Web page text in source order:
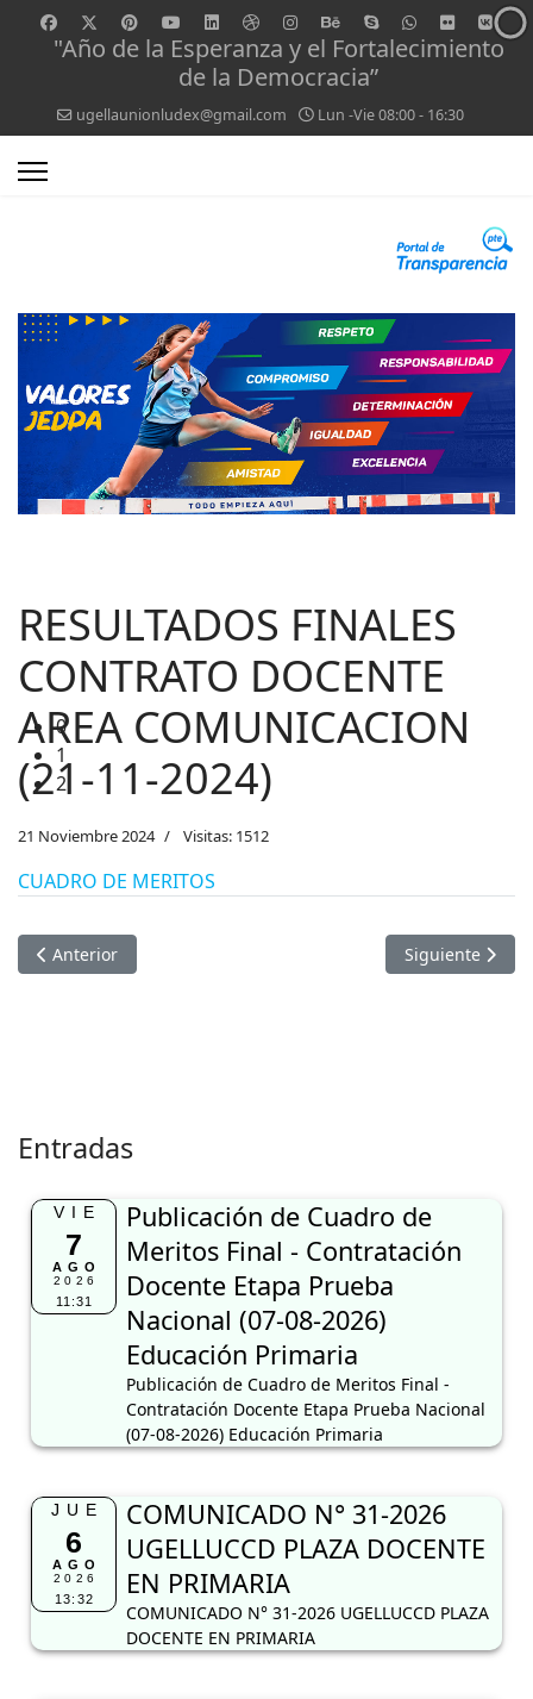
"Año de la Esperanza y el Fortalecimiento
de la Democracia”
ugellaunionludex@gmail.com Lun -Vie 08:00 - 16:30
0
1
2
RESULTADOS FINALES
CONTRATO DOCENTE
AREA COMUNICACION
(21-11-2024)
21 Noviembre 2024 Visitas: 1512
CUADRO DE MERITOS
Artículo anterior: PROCESO DE CONVOCATORIA CAS 0011-
Anterior Artículo
Siguiente
Entradas
VIE
7
AGO
2026
11:31
Publicación de Cuadro de
Meritos Final - Contratación
Docente Etapa Prueba
Nacional (07-08-2026)
Educación Primaria
Publicación de Cuadro de Meritos Final -
Contratación Docente Etapa Prueba Nacional
(07-08-2026) Educación Primaria
JUE
6
AGO
2026
13:32
COMUNICADO N° 31-2026
UGELLUCCD PLAZA DOCENTE
EN PRIMARIA
COMUNICADO N° 31-2026 UGELLUCCD PLAZA
DOCENTE EN PRIMARIA